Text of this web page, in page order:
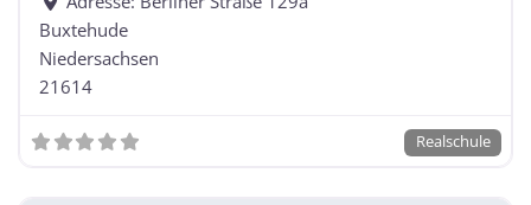
Buxtehude
Niedersachsen
21614
Realschule